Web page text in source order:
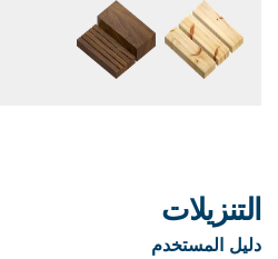
التنزيلات
دليل المستخدم